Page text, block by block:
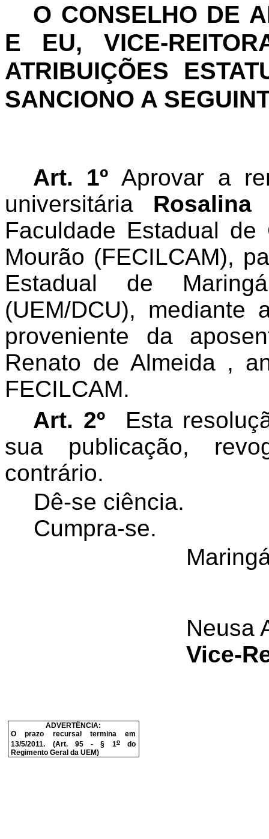
O CONSELHO DE
E EU, VICE-
ATRIBUIÇÕES
SANCIONO A
Art. 1ºAprovar a
universitária
Faculdade Estadual
Mourão (FECILCAM),
Estadual de
(UEM/DCU), mediante
proveniente da
Renato de Almeida ,
FECILCAM.
Art. 2º Esta
sua publicação,
contrário.
Dê-se ciência.
Cumpra-se.
Neusa
Vice-
ADVERTÊNCIA:
O prazo recursal termina em
13/5/2011. (Art. 95 - § 1odo
Regimento Geral da UEM)